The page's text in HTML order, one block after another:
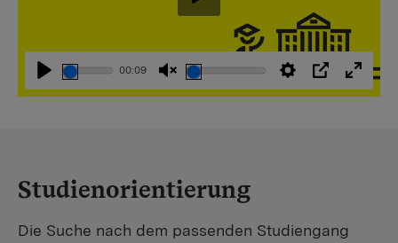
Abspielen
00:09
StummschaltungEinstellungen
PIP
Abspielen
Studienorientierung
Die Suche nach dem passenden Studiengang